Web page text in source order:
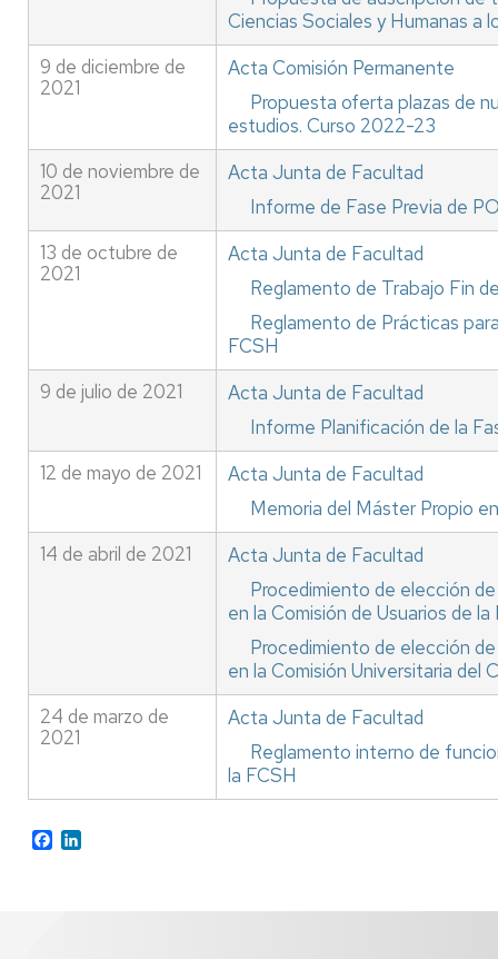
Ciencias Sociales y Humanas a
9 de diciembre de
2021
Acta Comisión Permanente
Propuesta oferta plazas de
estudios. Curso 2022-23
10 de noviembre de
2021
Acta Junta de Facultad
Informe de Fase Previa de
13 de octubre de
2021
Acta Junta de Facultad
Reglamento de Trabajo Fin
Reglamento de Prácticas
FCSH
9 de julio de 2021
Acta Junta de Facultad
Informe Planificación de la
12 de mayo de 2021
Acta Junta de Facultad
Memoria del Máster Propio
14 de abril de 2021
Acta Junta de Facultad
Procedimiento de elección
en la Comisión de Usuarios de
Procedimiento de elección
en la Comisión Universitaria del
24 de marzo de
2021
Acta Junta de Facultad
Reglamento interno de
la FCSH
Facebook